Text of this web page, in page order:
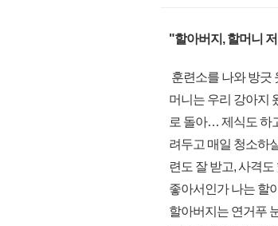
"할아버지, 할머니
훈련소를 나와 방긋
머니는 우리 강아지
로 돌아… 제식도 하
려두고 매일 청소하
련도 잘 받고, 사격
좋아서인가 나는 할
할아버지는 연거푸